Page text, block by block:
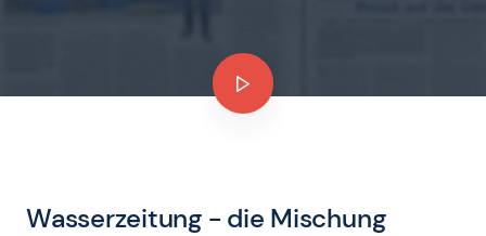
Wasserzeitung - die Mischung